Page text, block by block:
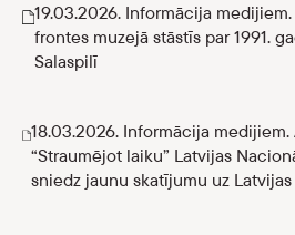
19.03.2026. Informācija medijiem.
frontes muzejā stāstīs par 1991.
Salaspilī
18.03.2026. Informācija
“Straumējot laiku” Latvijas
sniedz jaunu skatījumu uz